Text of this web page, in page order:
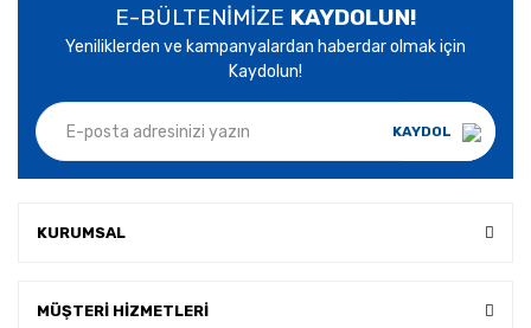
E-BÜLTENİMİZE KAYDOLUN!
Yeniliklerden ve kampanyalardan haberdar olmak için
Kaydolun!
KAYDOL
KURUMSAL
MÜŞTERİ HİZMETLERİ